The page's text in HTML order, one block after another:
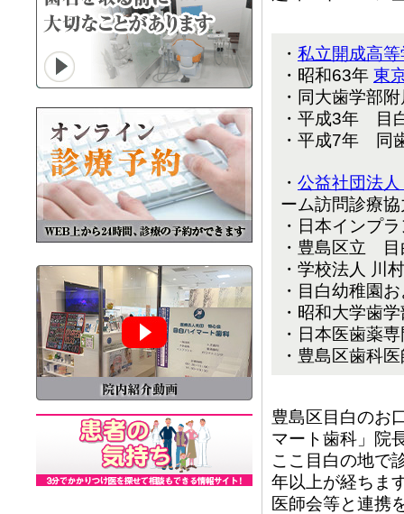
・ 私立開成高
・昭和63年 東
・同大歯学部
・平成3年 目
・平成7年 同
・ 公益社団法
ーム訪問診療
・日本インプ
・豊島区立
・学校法人 川
・目白幼稚園
・昭和大学歯
・日本医歯薬
・豊島区歯科
豊島区目白のお
マート歯科」院
ここ目白の地で
年以上が経ちま
医師会等と連携